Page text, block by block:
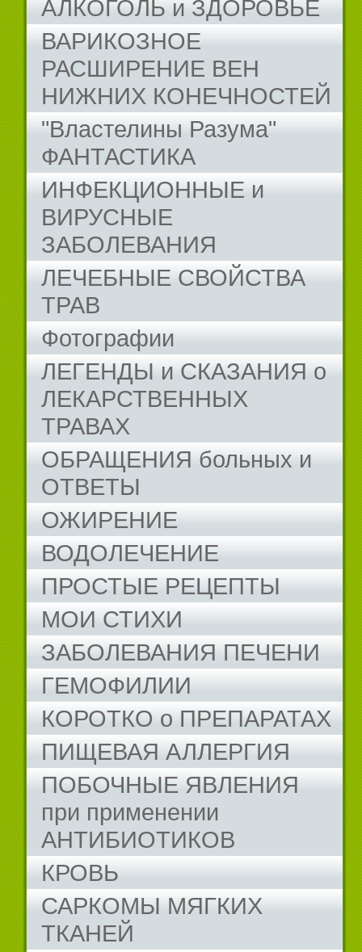
АЛКОГОЛЬ и ЗДОРОВЬЕ
ВАРИКОЗНОЕ
РАСШИРЕНИЕ ВЕН
НИЖНИХ КОНЕЧНОСТЕЙ
"Властелины Разума"
ФАНТАСТИКА
ИНФЕКЦИОННЫЕ и
ВИРУСНЫЕ
ЗАБОЛЕВАНИЯ
ЛЕЧЕБНЫЕ СВОЙСТВА
ТРАВ
Фотографии
ЛЕГЕНДЫ и СКАЗАНИЯ о
ЛЕКАРСТВЕННЫХ
ТРАВАХ
ОБРАЩЕНИЯ больных и
ОТВЕТЫ
ОЖИРЕНИЕ
ВОДОЛЕЧЕНИЕ
ПРОСТЫЕ РЕЦЕПТЫ
МОИ СТИХИ
ЗАБОЛЕВАНИЯ ПЕЧЕНИ
ГЕМОФИЛИИ
КОРОТКО о ПРЕПАРАТАХ
ПИЩЕВАЯ АЛЛЕРГИЯ
ПОБОЧНЫЕ ЯВЛЕНИЯ
при применении
АНТИБИОТИКОВ
КРОВЬ
САРКОМЫ МЯГКИХ
ТКАНЕЙ